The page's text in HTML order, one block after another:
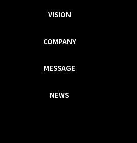
VISION
COMPANY
MESSAGE
NEWS